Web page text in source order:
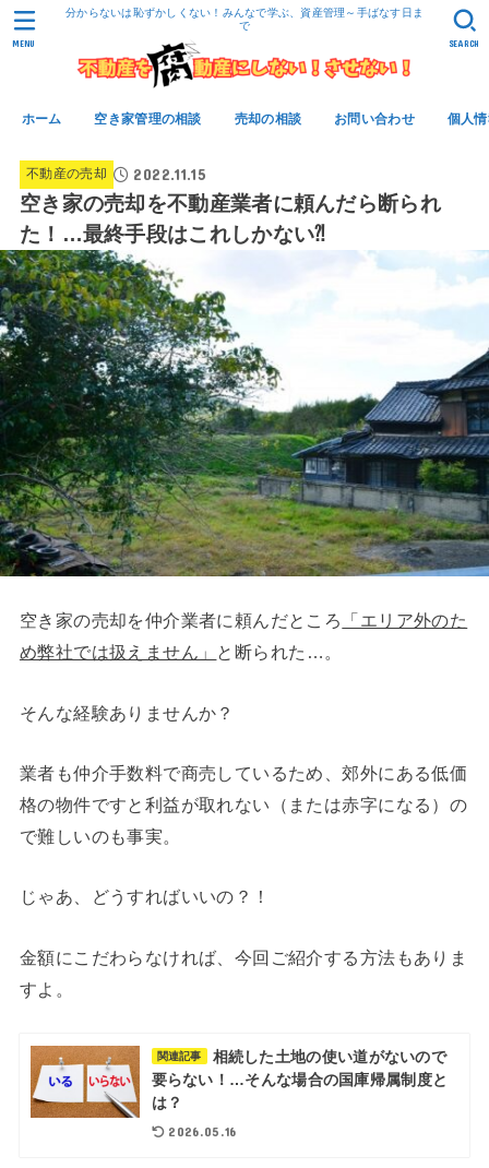
分からないは恥ずかしくない！みんなで学ぶ、資産管理～手ばなす日ま
で
ホーム 空き家管理の相談 売却の相談 お問い合わせ 個人
SEARCH
MENU
不動産の売却 2022.11.15
空き家の売却を不動産業者に頼んだら断られ
た！…最終手段はこれしかない⁈
空き家の売却を仲介業者に頼んだところ
「エリア外のた
め弊社では扱えません」 と断られた…。
そんな経験ありませんか？
業者も仲介手数料で商売しているため、郊外にある低価
格の物件ですと利益が取れない（または赤字になる）の
で難しいのも事実。
じゃあ、どうすればいいの？！
金額にこだわらなければ、今回ご紹介する方法もありま
すよ。
関連記事
相続した土地の使い道がないので
要らない！…そんな場合の国庫帰属制度と
は？
2026.05.16